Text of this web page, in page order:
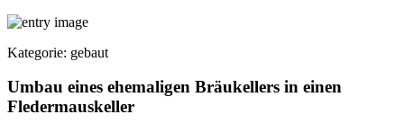
Kategorie: gebaut
Umbau eines ehemaligen Bräukellers in einen
Fledermauskeller